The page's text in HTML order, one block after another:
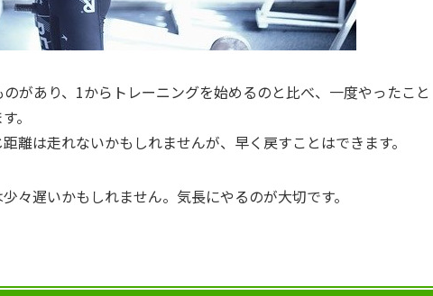
があり、1からトレーニングを始めるのと比べ、一度やったこと
。
離は走れないかもしれませんが、早く戻すことはできます。
々遅いかもしれません。気長にやるのが大切です。